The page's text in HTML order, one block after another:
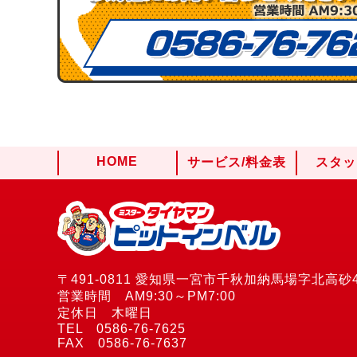
HOME サービス/料金表 スタ
〒491-0811 愛知県一宮市千秋加納馬場字北高砂
営業時間 AM9:30～PM7:00
定休日 木曜日
TEL 0586-76-7625
FAX 0586-76-7637